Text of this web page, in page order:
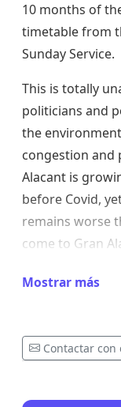
10 months of
timetable from
Sunday Service.
This is totally
politicians and
the
congestion and
Alacant is
before Covid,
remains worse
come to Gran
year, not just in
improved Bus
the
Mostrar más
Contactar con